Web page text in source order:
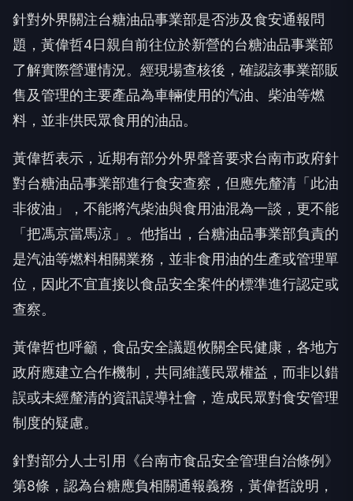
針對外界關注台糖油品事業部是否涉及食安通報問
題，黃偉哲4日親自前往位於新營的台糖油品事業部
了解實際營運情況。經現場查核後，確認該事業部販
售及管理的主要產品為車輛使用的汽油、柴油等燃
料，並非供民眾食用的油品。
黃偉哲表示，近期有部分外界聲音要求台南市政府針
對台糖油品事業部進行食安查察，但應先釐清「此油
非彼油」，不能將汽柴油與食用油混為一談，更不能
「把馮京當馬涼」。他指出，台糖油品事業部負責的
是汽油等燃料相關業務，並非食用油的生產或管理單
位，因此不宜直接以食品安全案件的標準進行認定或
查察。
黃偉哲也呼籲，食品安全議題攸關全民健康，各地方
政府應建立合作機制，共同維護民眾權益，而非以錯
誤或未經釐清的資訊誤導社會，造成民眾對食安管理
制度的疑慮。
針對部分人士引用《台南市食品安全管理自治條例》
第8條，認為台糖應負相關通報義務，黃偉哲說明，